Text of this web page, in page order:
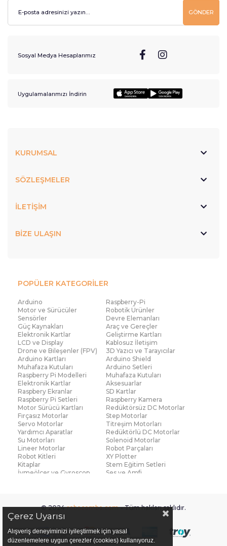
GÖNDER
Sosyal Medya Hesaplarımız
Uygulamalarımızı İndirin
KURUMSAL
SÖZLEŞMELER
İLETİŞİM
BİZE ULAŞIN
POPÜLER KATEGORİLER
Arduino
Raspberry-Pi
Motor ve Sürücüler
Robotik Ürünler
Sensörler
Devre Elemanları
Güç Kaynakları
Araç ve Gereçler
Elektronik Kartlar
Geliştirme Kartları
LCD ve Display
Kablosuz İletişim
Drone ve Bileşenler (FPV)
3D Yazıcı ve Tarayıcılar
Arduino Kartları
Arduino Shield
Muhafaza Kutuları
Arduino Setleri
Raspberry Pi Modelleri
Muhafaza Kutuları
Elektronik Kartlar
Aksesuarlar
Raspbery Ekranlar
SD Kartlar
Raspberry Pi Setleri
Raspberry Kamera
Motor Sürücü Kartları
Redüktörsüz DC Motorlar
Fırçasız Motorlar
Step Motorlar
Servo Motorlar
Titreşim Motorları
Yardımcı Aparatlar
Redüktörlü DC Motorlar
Su Motorları
Solenoid Motorlar
Lineer Motorlar
Robot Parçaları
Robot Kitleri
XY Plotter
Kitaplar
Stem Eğitim Setleri
İvmeölçer ve Gyroscop
Ses ve Amfi
Voltaj ve Akım
Titreşim
Basınç ve Kuvvet
Manyetik ve Hall Effect
Mesafe, Çizgi ve Hareket
Sıcaklık ve Nem
Ateş Algılayıcı
Ağırlık
© 2024 robocombo.com - Tüm hakları saklıdır.
Çerez Uyarısı
Alışveriş deneyiminizi iyileştirmek için yasal
düzenlemelere uygun çerezler (cookies) kullanıyoruz.